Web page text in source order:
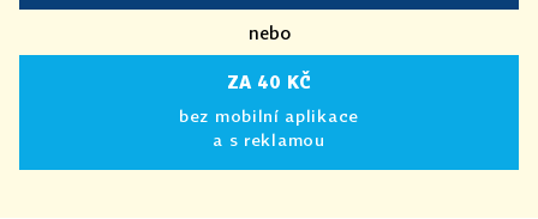
nebo
ZA 40 KČ
bez mobilní aplikace
a s reklamou